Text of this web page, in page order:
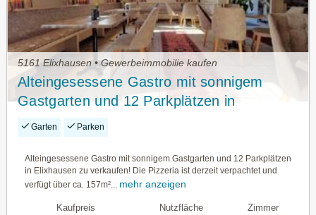
5161 Elixhausen • Gewerbeimmobilie kaufen
Alteingesessene Gastro mit sonnigem
Gastgarten und 12 Parkplätzen in
Elixhausen zu verkaufen!
Garten Parken
Alteingesessene Gastro mit sonnigem Gastgarten und 12 Parkplätzen
in Elixhausen zu verkaufen! Die Pizzeria ist derzeit verpachtet und
verfügt über ca. 157m²...
mehr anzeigen
Kaufpreis Nutzfläche Zimmer